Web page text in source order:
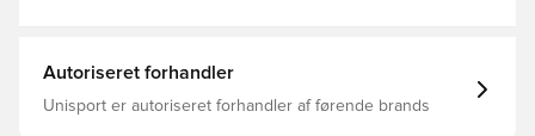
Autoriseret forhandler
Unisport er autoriseret forhandler af førende brands